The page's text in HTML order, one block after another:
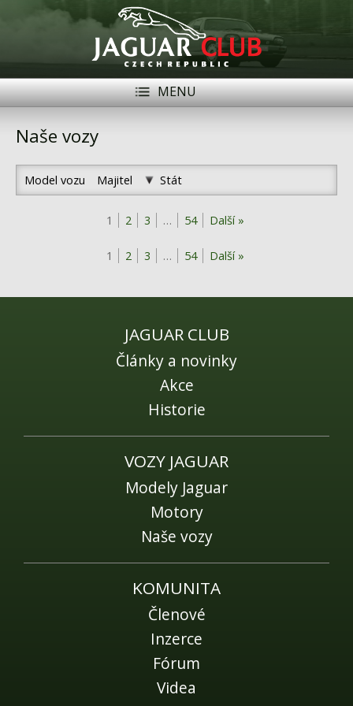
MENU
Modely Jaguar
Naše vozy
Model vozu Majitel Stát
1 2 3 … 54 Další »
1 2 3 … 54 Další »
JAGUAR CLUB
Články a novinky
Akce
Historie
VOZY JAGUAR
Modely Jaguar
Motory
Naše vozy
KOMUNITA
Členové
Inzerce
Fórum
Videa